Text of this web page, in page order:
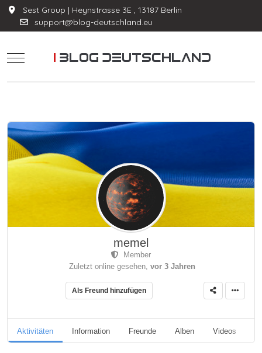
Sest Group | Heynstrasse 3E , 13187 Berlin
support@blog-deutschland.eu
Mobile Menu Toggle
memel
Member
Zuletzt online gesehen, vor 3 Jahren
Als Freund hinzufügen
Aktivitäten Information Freunde Alben Videos